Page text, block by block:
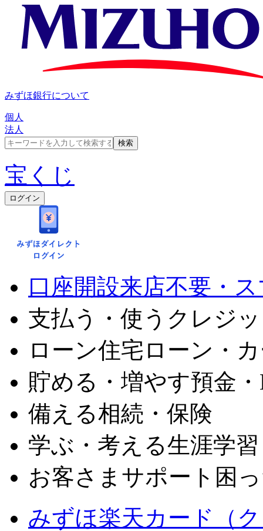
みずほ銀行について
個人
法人
宝くじ
ログイン
口座開設来店不要・
支払う・使う クレジ
ローン住宅ローン・
貯める・増やす預金
備える相続・保険
学ぶ・考える生涯学習
お客さまサポート 困
みずほ楽天カード（